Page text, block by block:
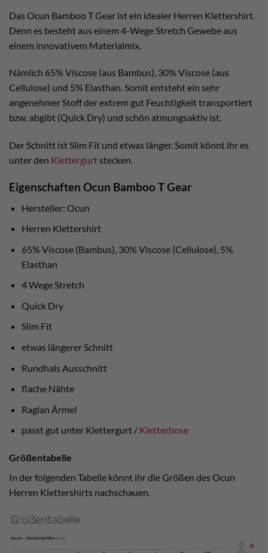
Das Ocun Bamboo T Gear ist ein idealer Herren Klettershirt.
Denn es besteht aus einem 4-Wege Stretch Gewebe aus
einem innovativem Materialmix.
Nämlich 65% Viscose (aus Bambus), 30% Viscose (aus
Cellulose) und 5% Elasthan. Somit entsteht ein sehr
angenehmer Stoff der extrem gut Feuchtigkeit transportiert
bzw. abgibt (Quick Dry) und schön atmungsaktiv ist.
Der Schnitt ist Slim Fit und etwas länger. Somit könnt ihr es
unter den Klettergurt stecken.
Eigenschaften Ocun Bamboo T Gear
Hersteller: Ocun
Herren Klettershirt
65% Viscose (Bambus), 30% Viscose (Cellulose), 5%
Elasthan
4 Wege Stretch
Quick Dry
Slim Fit
etwas längerer Schnitt
Rundhals Ausschnitt
flache Nähte
Raglan Ärmel
passt gut unter Klettergurt / Kletterhose
Größentabelle
In der folgenden Tabelle könnt ihr die Größen des Ocun
Herren Klettershirts nachschauen.